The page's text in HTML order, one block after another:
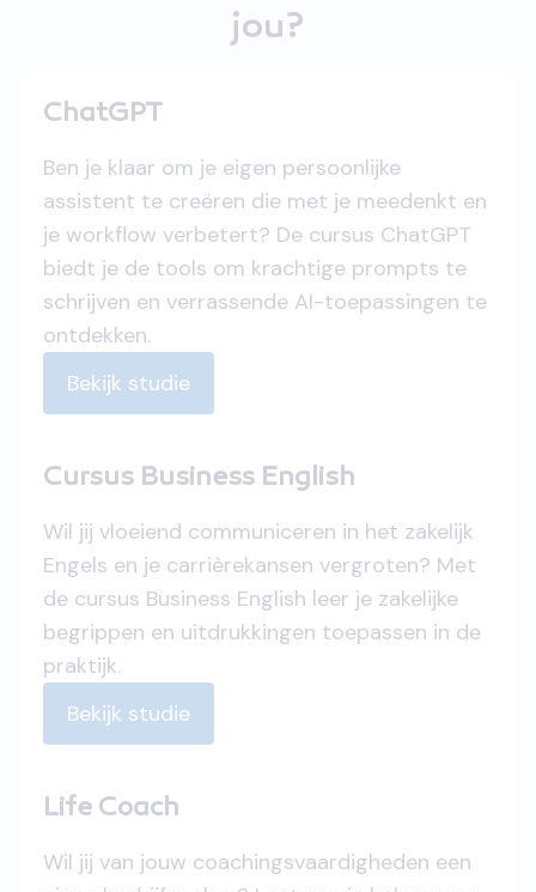
jou?
ChatGPT
Ben je klaar om je eigen persoonlijke
assistent te creëren die met je meedenkt en
je workflow verbetert? De cursus ChatGPT
biedt je de tools om krachtige prompts te
schrijven en verrassende AI-toepassingen te
ontdekken.
Bekijk studie
Cursus Business English
Wil jij vloeiend communiceren in het zakelijk
Engels en je carrièrekansen vergroten? Met
de cursus Business English leer je zakelijke
begrippen en uitdrukkingen toepassen in de
praktijk.
Bekijk studie
Life Coach
Wil jij van jouw coachingsvaardigheden een